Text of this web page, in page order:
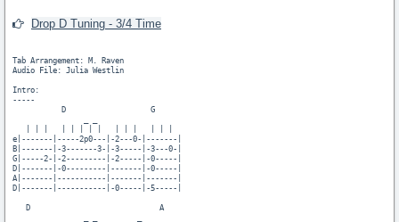
Drop D Tuning - 3/4 Time
Tab Arrangement: M. Raven
Audio File: Julia Westlin
Intro:
-----
           D                   G
e|-------|-----2p0---|-2---0-|-------|
B|-------|-3-------3-|-3-----|-3---0-|
G|-----2-|-2---------|-2-----|-0-----|
D|-------|-0---------|-------|-0-----|
A|-------|-----------|-------|-------|
D|-------|-----------|-0-----|-5-----|
   D                             A